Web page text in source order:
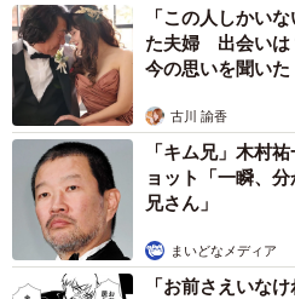
「この人しかい
た夫婦 出会いは
今の思いを聞いた
古川 諭香
「キム兄」木村
ョット「一瞬、
兄さん」
まいどなメディア
「お前さえいな